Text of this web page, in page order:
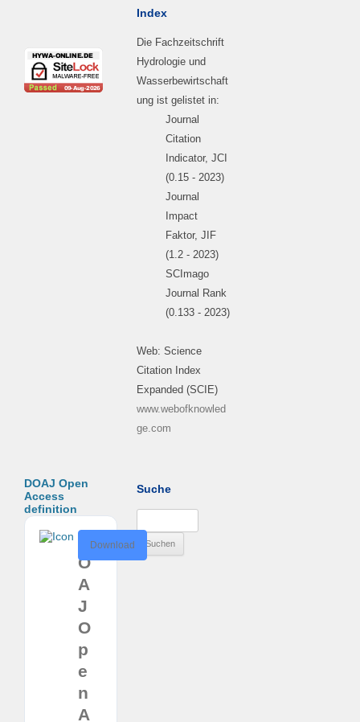
Index
Die Fachzeitschrift
Hydrologie und
Wasserbewirtschaft
ung ist gelistet in:
Journal
Citation
Indicator, JCI
(0.15 - 2023)
Journal
Impact
Faktor, JIF
(1.2 - 2023)
SCImago
Journal Rank
(0.133 - 2023)
Web: Science
Citation Index
Expanded (SCIE)
www.webofknowled
ge.com
DOAJ Open
Access
definition
O
A
J
O
p
e
n
A
Download
Suche
nach: